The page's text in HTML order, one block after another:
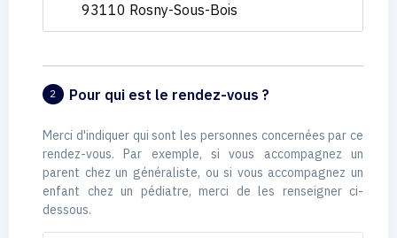
93110 Rosny-Sous-Bois
2 Pour qui est le rendez-vous ?
Merci d'indiquer qui sont les personnes concernées par ce
rendez-vous. Par exemple, si vous accompagnez un
parent chez un généraliste, ou si vous accompagnez un
enfant chez un pédiatre, merci de les renseigner ci-
dessous.